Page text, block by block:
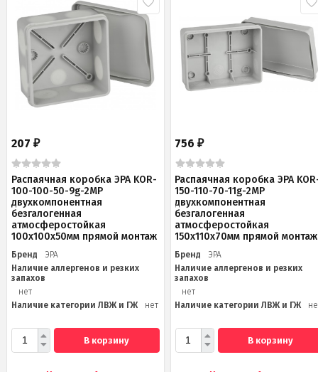
207 ₽
Распаячная коробка ЭРА KOR-
100-100-50-9g-2MP
двухкомпонентная
безгалогенная
атмосферостойкая
100х100х50мм прямой монтаж
Бренд
ЭРА
Наличие аллергенов и резких
запахов
нет
Наличие категории ЛВЖ и ГЖ
нет
В корзину
756₽
Распаячная коробка ЭРА
150-110-70-11g-2MP
двухкомпонентная
безгалогенная
атмосферостойкая
150х110х70мм прямой монтаж
Бренд
ЭРА
Наличие аллергенов и резких
запахов
нет
Наличие категории ЛВЖ и ГЖ
В корзину